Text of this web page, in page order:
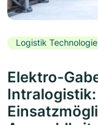
Logistik
Elektro-